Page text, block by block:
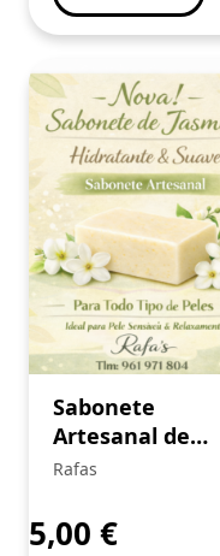
Sabonete
Artesanal de
Jasmim
Rafas
5,00 €